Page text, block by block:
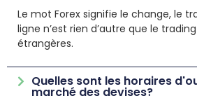
Le mot Forex signifie le change, le
ligne n’est rien d’autre que le
étrangères.
Quelles sont les horaires
marché des devises?